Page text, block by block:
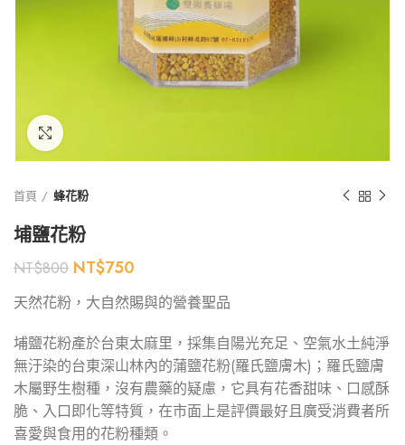
首頁 蜂花粉
埔鹽花粉
NT$800 NT$750
天然花粉，大自然賜與的營養聖品
埔鹽花粉產於台東太麻里，採集自陽光充足、空氣水土純淨
無汙染的台東深山林內的蒲鹽花粉(羅氏鹽膚木)；羅氏鹽膚
木屬野生樹種，沒有農藥的疑慮，它具有花香甜味、口感酥
脆、入口即化等特質，在市面上是評價最好且廣受消費者所
喜愛與食用的花粉種類。